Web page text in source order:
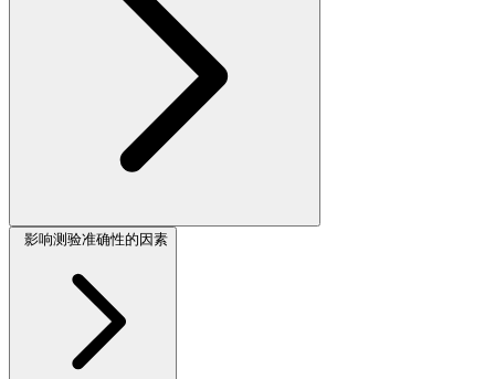
影响测验准确性的因素